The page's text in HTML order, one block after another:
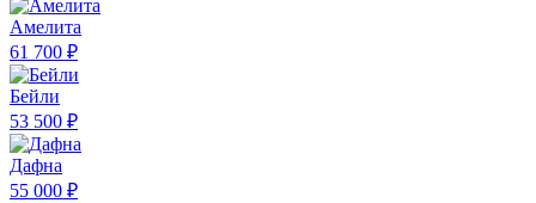
Амелита
61 700 ₽
Бейли
53 500 ₽
Дафна
55 000 ₽